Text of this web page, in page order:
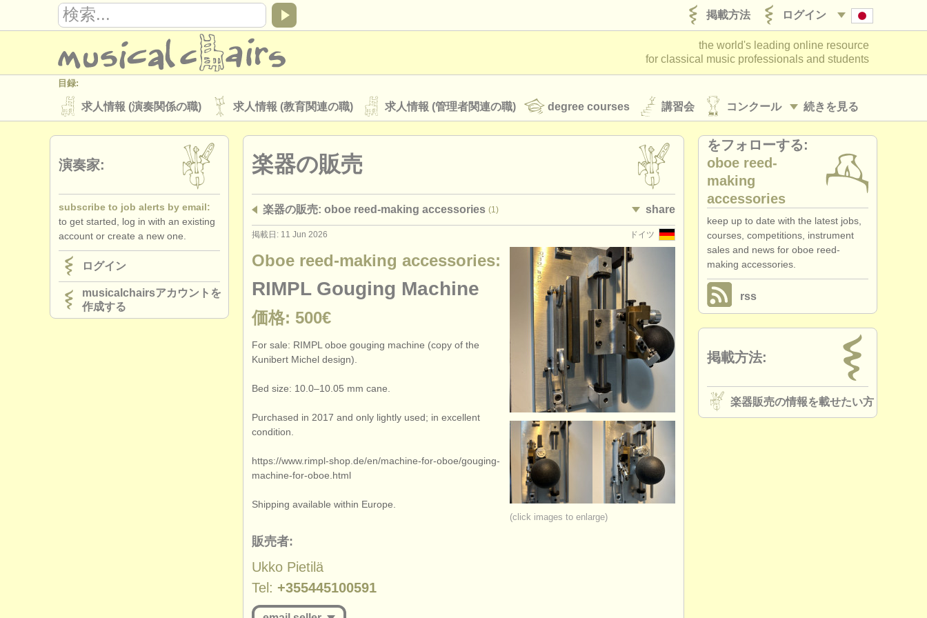
ログイン
掲載方法
the world's leading online resource
for classical music professionals and students
目録:
続きを見る
求人情報 (演奏関係の職) 求人情報 (教育関連の職) 求人情報 (管理者関連の職) degree courses 講習会 コンクール
楽器の販売 盗まれた楽器
ディレクトリー:
音楽学校
musicalchairs:
musicalchairsについて お問い合わせ
出版社:
掲載方法 find out about our ATS ATS ログイン
楽器の販売
楽器の販売: oboe reed-making accessories (1) share
ドイツ
掲載日: 11 Jun 2026
(click images to enlarge)
Oboe reed-making accessories:
RIMPL Gouging Machine
価格: 500€
For sale: RIMPL oboe gouging machine (copy of the
Kunibert Michel design).
Bed size: 10.0–10.05 mm cane.
Purchased in 2017 and only lightly used; in excellent
condition.
https://www.rimpl-shop.de/en/machine-for-oboe/gouging-
machine-for-oboe.html
Shipping available within Europe.
販売者:
Ukko Pietilä
Tel: +355445100591
演奏家:
subscribe to job alerts by email:
to get started, log in with an existing
account or create a new one.
ログイン
musicalchairsアカウントを
作成する
をフォローする:
oboe reed-
making
accessories
keep up to date with the latest jobs,
courses, competitions, instrument
sales and news for oboe reed-
making accessories.
rss
掲載方法:
楽器販売の情報を載せたい方